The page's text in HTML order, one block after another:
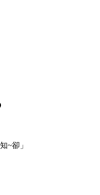
~卻」